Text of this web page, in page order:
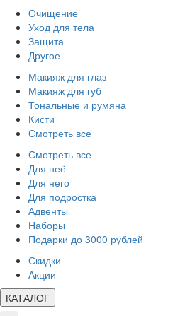
Очищение
Уход для тела
Защита
Другое
Макияж для глаз
Макияж для губ
Тональные и румяна
Кисти
Смотреть все
Смотреть все
Для неё
Для него
Для подростка
Адвенты
Наборы
Подарки до 3000 рублей
Скидки
Акции
КАТАЛОГ